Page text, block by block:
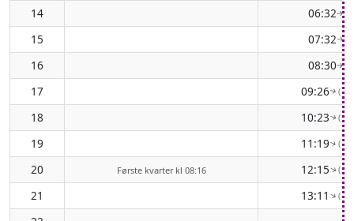
14 06:32↑
15 07:32↑
16 08:30↑
17 09:26↑(
18 10:23↑(
19 11:19↑(
20 Første kvarter kl 08:16 12:15↑(
21 13:11↑(